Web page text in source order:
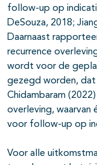
follow-up op
DeSouza, 2018;
Daarnaast
recurrence
wordt voor de
gezegd worden, dat
Chidambaram
overleving, waarvan
voor follow-up op
Voor alle